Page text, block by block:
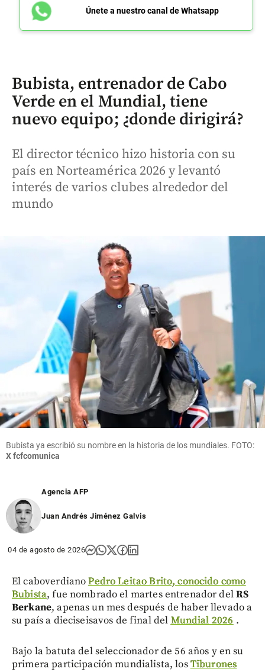
Únete a nuestro canal de Whatsapp
Bubista, entrenador de Cabo
Verde en el Mundial, tiene
nuevo equipo; ¿donde dirigirá?
El director técnico hizo historia con su
país en Norteamérica 2026 y levantó
interés de varios clubes alrededor del
mundo
Bubista ya escribió su nombre en la historia de los mundiales. FOTO:
X fcfcomunica
Agencia AFP
Juan Andrés Jiménez Galvis
04 de agosto de 2026
El caboverdianoPedro Leitao Brito, conocido como
Bubista, fue nombrado el martes entrenador delRS
Berkane, apenas un mes después de haber llevado a
su país a dieciseisavos de final del Mundial 2026 .
Bajo la batuta del seleccionador de 56 años y en su
primera participación mundialista, losTiburones